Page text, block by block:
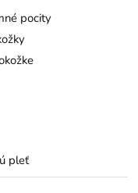
pocity
pleť